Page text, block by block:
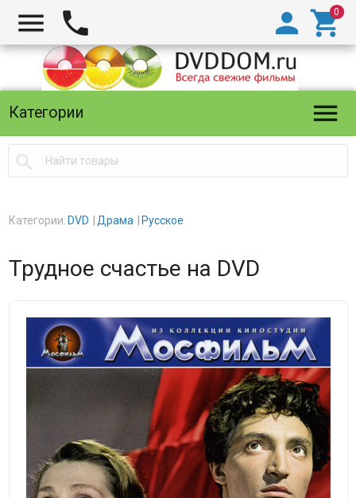
  

Категории 

Категории: DVD Драма Русское
Трудное счастье на DVD